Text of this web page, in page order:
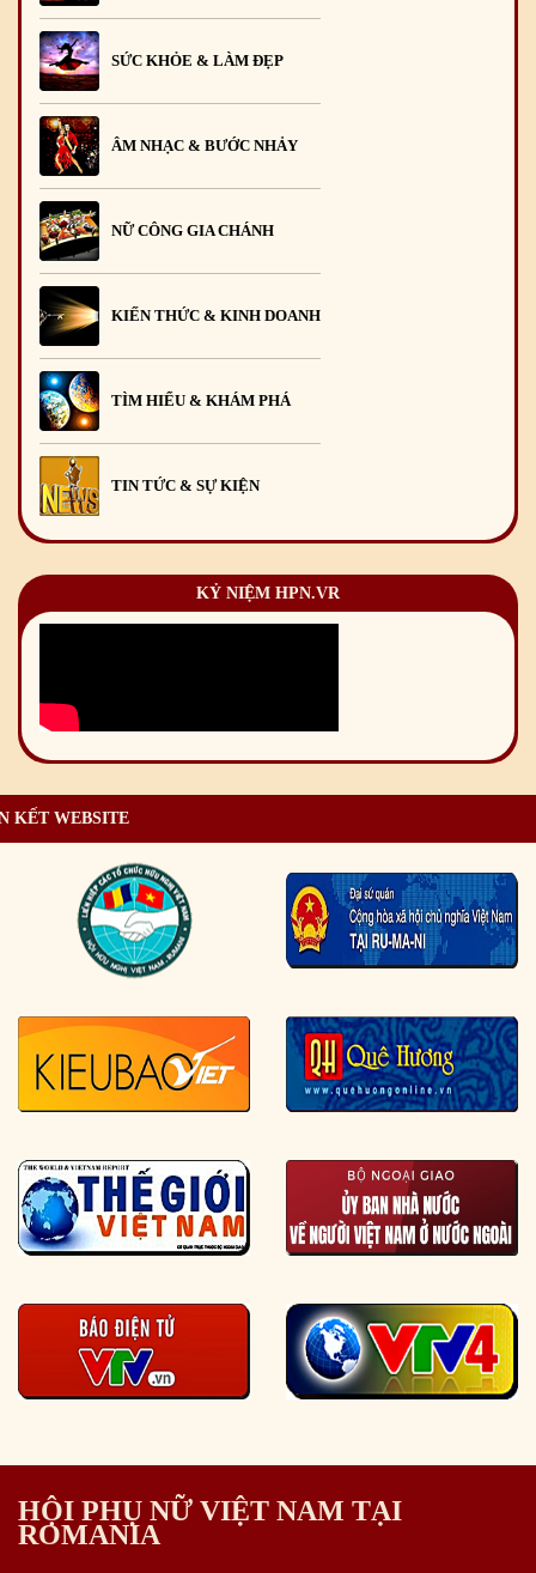
SỨC KHỎE & LÀM ĐẸP
ÂM NHẠC & BƯỚC NHẢY
NỮ CÔNG GIA CHÁNH
KIẾN THỨC & KINH DOANH
TÌM HIỂU & KHÁM PHÁ
TIN TỨC & SỰ KIỆN
KỶ NIỆM HPN.VR
KẾT WEBSITE
HỘI PHỤ NỮ VIỆT NAM TẠI
ROMANIA